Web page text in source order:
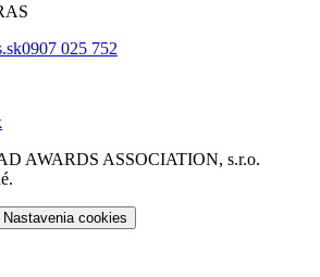
0907 025 752
AWARDS ASSOCIATION, s.r.o.
Nastavenia cookies